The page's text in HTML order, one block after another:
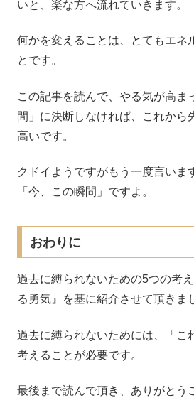
いと、楽な方へ流れていきます。
何かを変えることは、とてもエネ
とです。
この記事を読んで、やる気が高ま
間」に決断しなければ、これから
高いです。
クドイようですがもう一度言いま
「今、この瞬間」ですよ。
おわりに
過去に縛られないための5つの考
る勇気』を基に紹介させて頂きま
過去に縛られないためには、「こ
考えることが必要です。
最後まで読んで頂き、ありがとう